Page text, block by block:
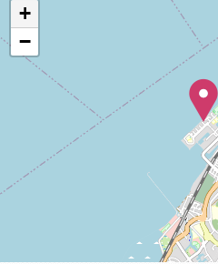
+
−